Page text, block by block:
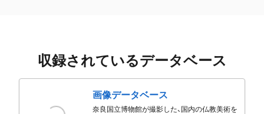
収録されているデータベース
画像データベース
奈良国立博物館が撮影した、国内の仏教美術を